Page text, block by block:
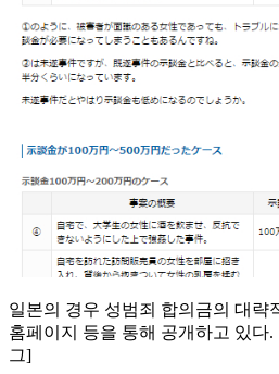
일본의 경우 성범죄 합의금의 대략
홈페이지 등을 통해 공개하고 있다
그]